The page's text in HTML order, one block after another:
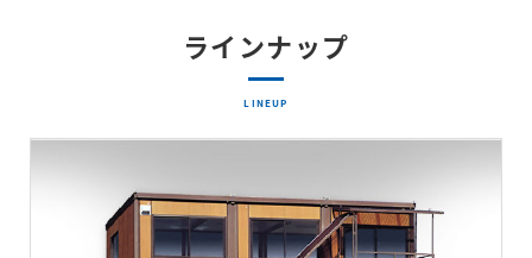
ラインナップ
LINEUP